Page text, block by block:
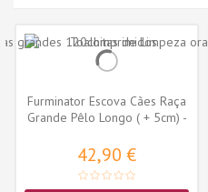
Furminator Escova Cães Raça
Grande Pêlo Longo ( + 5cm) -
42,90 €